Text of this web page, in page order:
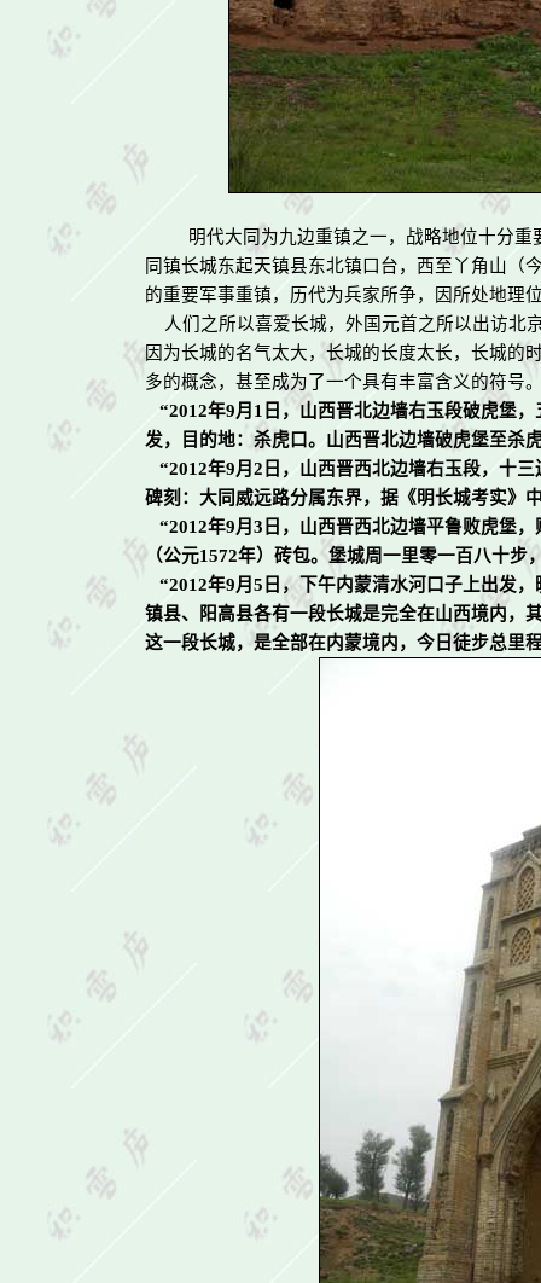
明代大同为九边重镇之一，战略地位十分
同镇长城东起天镇县东北镇口台，西至丫角山（
的重要军事重镇，历代为兵家所争，因所处地理
人们之所以喜爱长城，外国元首之所以出访北
因为长城的名气太大，长城的长度太长，长城的
多的概念，甚至成为了一个具有丰富含义的符号
“2012年9月 1 日，山西晋北边墙右玉段破虎堡
发，目的地：杀虎口。山西晋北边墙破虎堡至杀
“2012年9月 2 日，山西晋西北边墙右玉段，十
碑刻：大同威远路分属东界，据《明长城考实》
“2012年9月 3 日，山西晋西北边墙平鲁败虎堡
（公元1572年）砖包。堡城周一里零一百八十步
“2012年9月 5 日，下午内蒙清水河口子上出发
镇县、阳高县各有一段长城是完全在山西境内，
这一段长城，是全部在内蒙境内，今日徒步总里